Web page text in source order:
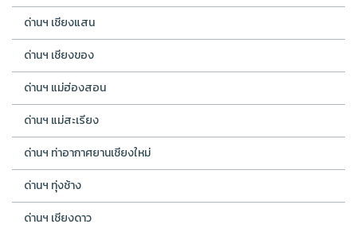
ด่านฯ เชียงแสน
ด่านฯ เชียงของ
ด่านฯ แม่ฮ่องสอน
ด่านฯ แม่สะเรียง
ด่านฯ ท่าอากาศยานเชียงใหม่
ด่านฯ ทุ่งช้าง
ด่านฯ เชียงดาว